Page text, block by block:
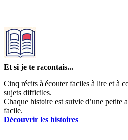
Et si je te racontais...
Cinq récits à écouter faciles à lire et à
sujets difficiles.
Chaque histoire est suivie d’une petite
facile.
Découvrir les histoires